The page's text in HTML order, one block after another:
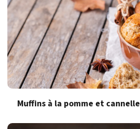
Muffins à la pomme et cannelle